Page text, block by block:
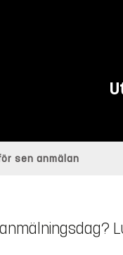
sen anmälan